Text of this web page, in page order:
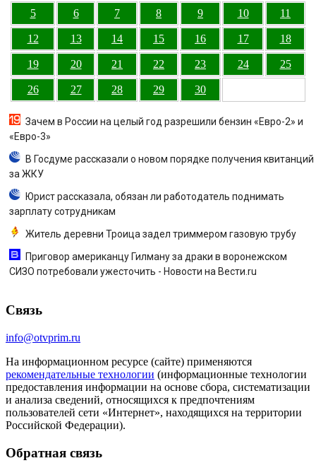
5 6 7 8 9 10 11
12 13 14 15 16 17 18
19 20 21 22 23 24 25
26 27 28 29 30
Зачем в России на целый год разрешили бензин «Евро-2» и
«Евро-3»
В Госдуме рассказали о новом порядке получения квитанций
за ЖКУ
Юрист рассказала, обязан ли работодатель поднимать
зарплату сотрудникам
Житель деревни Троица задел триммером газовую трубу
Приговор американцу Гилману за драки в воронежском
СИЗО потребовали ужесточить - Новости на Вести.ru
Связь
info@otvprim.ru
На информационном ресурсе (сайте) применяются
рекомендательные технологии (информационные технологии
предоставления информации на основе сбора, систематизации
и анализа сведений, относящихся к предпочтениям
пользователей сети «Интернет», находящихся на территории
Российской Федерации).
Обратная связь